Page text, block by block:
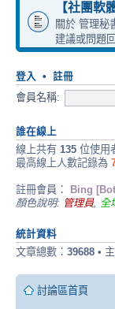
【社團軟
關於 管理秘
建議或問題
登入 • 註冊
會員名稱:
誰在線上
線上共有 135 位使用
最高線上人數記錄為
註冊會員：
Bing
顏色說明: 管理員, 全
統計資料
文章總數： 39688 •
討論區首頁